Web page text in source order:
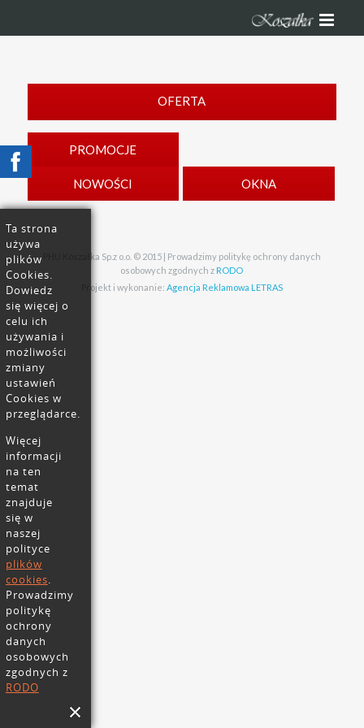
OFERTA
PROMOCJE
NOWOŚCI OKNA
PHU Koszałka Sp.z o.o. © 2015 | Prowadzimy politykę ochrony danych
osobowych zgodnych z RODO
Projekt i wykonanie: Agencja Reklamowa LETRAS
Ta strona
używa
plików
Cookies.
Dowiedz
się więcej o
celu ich
używania i
możliwości
zmiany
ustawień
Cookies w
przeglądarce.
Więcej
informacji
na ten
temat
znajduje
się w
naszej
polityce
plików
cookies.
Prowadzimy
politykę
ochrony
danych
osobowych
zgodnych z
RODO